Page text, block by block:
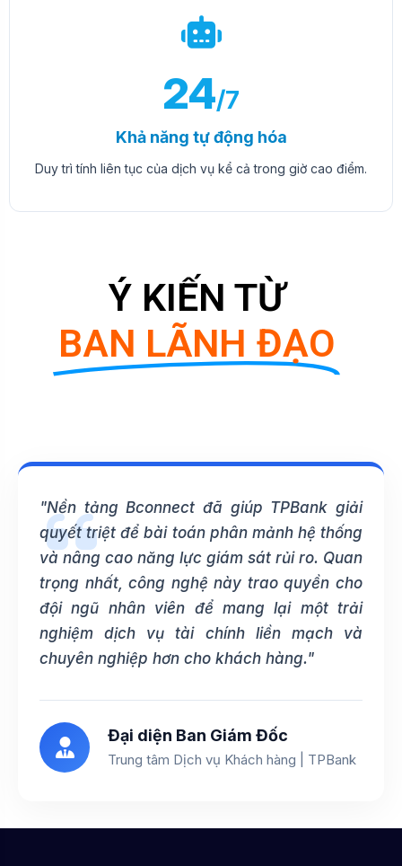
24/7
Khả năng tự động hóa
Duy trì tính liên tục của dịch vụ kể cả trong giờ cao điểm.
Ý KIẾN TỪ
BAN LÃNH ĐẠO
"Nền tảng Bconnect đã giúp TPBank giải
quyết triệt để bài toán phân mảnh hệ thống
và nâng cao năng lực giám sát rủi ro. Quan
trọng nhất, công nghệ này trao quyền cho
đội ngũ nhân viên để mang lại một trải
nghiệm dịch vụ tài chính liền mạch và
chuyên nghiệp hơn cho khách hàng."
Đại diện Ban Giám Đốc
Trung tâm Dịch vụ Khách hàng | TPBank